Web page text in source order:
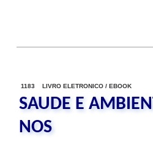
1183 LIVRO ELETRONICO / EBOOK
SAUDE E
NOS